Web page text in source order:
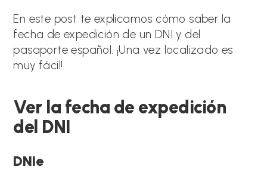
En este post te explicamos cómo saber la
fecha de expedición de un DNI y del
pasaporte español. ¡Una vez localizado es
muy fácil!
Ver la fecha de expedición
del DNI
DNIe